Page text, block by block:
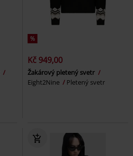
%
Kč 949,00
Žakárový pletený svetr
Eight2Nine
Pletený svetr